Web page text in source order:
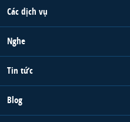
Các dịch vụ
Nghe
Tin tức
Blog